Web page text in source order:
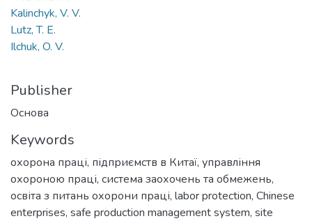
Kalinchyk, V. V.
Lutz, T. E.
Ilchuk, O. V.
Publisher
Основа
Keywords
охорона праці, підприємств в Китаї, управління
охороною праці, система заохочень та обмежень,
освіта з питань охорони праці, labor protection, Chinese
enterprises, safe production management system, site